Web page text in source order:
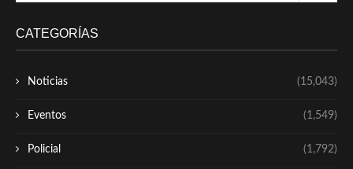
CATEGORÍAS
Noticias (15,043)
Eventos (1,549)
Policial (1,792)